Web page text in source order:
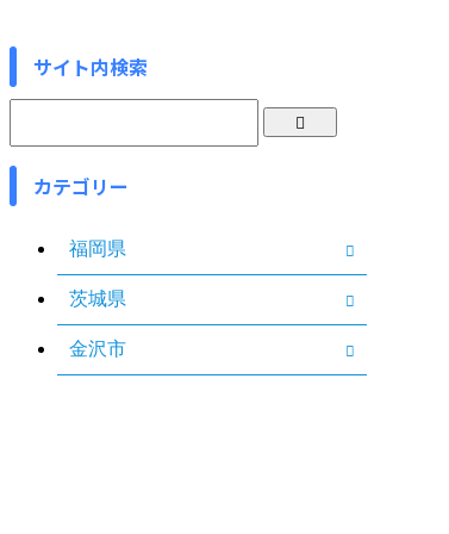
サイト内検索
カテゴリー
福岡県
茨城県
金沢市